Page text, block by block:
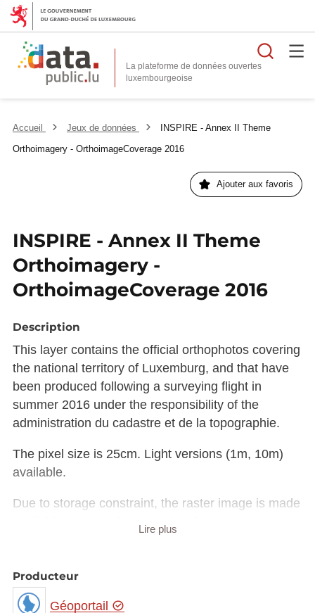
La plateforme de données ouvertes
Accueil Jeux de données
INSPIRE - Annex II Theme
Orthoimagery - OrthoimageCoverage 2016
Ajouter aux favoris
INSPIRE - Annex II Theme
Orthoimagery -
OrthoimageCoverage 2016
Description
This layer contains the official orthophotos covering
the national territory of Luxemburg, and that have
been produced following a surveying flight in
summer 2016 under the responsibility of the
administration du cadastre et de la topographie.
The pixel size is 25cm. Light versions (1m, 10m)
available.
Due to storage constraint, the raster image is made
(EPSG:2169) rather than European projection
The raster in JP2 format can be downloaded from
the URL provided in the INSPIRE GML under
Lire plus
Producteur
Géoportail